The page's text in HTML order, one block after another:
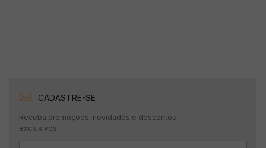
CADASTRE-SE
Receba promoções, novidades e descontos
exclusivos.